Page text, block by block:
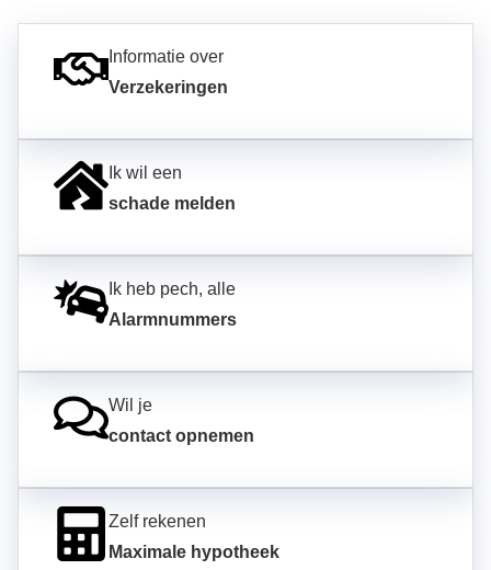
Informatie over
Verzekeringen
Ik wil een
schade melden
Ik heb pech, alle
Alarmnummers
Wil je
contact opnemen
Zelf rekenen
Maximale hypotheek